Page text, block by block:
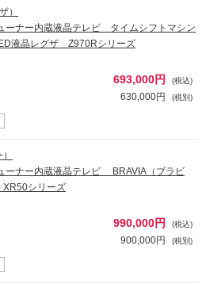
）
ナー内蔵液晶テレビ タイムシフトマシン
液晶レグザ Z970Rシリーズ
693,000円 (税込)
630,000円 (税別)
ナー内蔵液晶テレビ BRAVIA（ブラビ
XR50シリーズ
990,000円 (税込)
900,000円 (税別)